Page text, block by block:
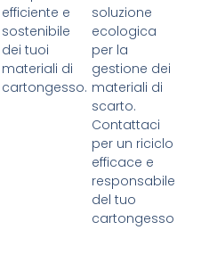
efficiente e
sostenibile
dei tuoi
materiali di
cartongesso.
soluzione
ecologica
per la
gestione dei
materiali di
scarto.
Contattaci
per un riciclo
efficace e
responsabile
del tuo
cartongesso